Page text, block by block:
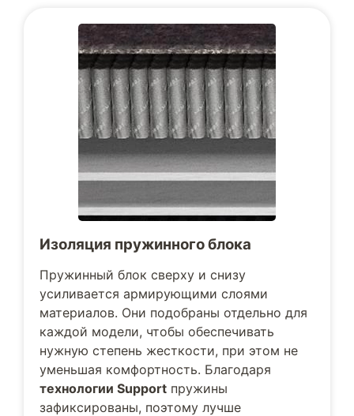
Изоляция пружинного блока
Пружинный блок сверху и снизу
усиливается армирующими слоями
материалов. Они подобраны отдельно для
каждой модели, чтобы обеспечивать
нужную степень жесткости, при этом не
уменьшая комфортность. Благодаря
технологии Support пружины
зафиксированы, поэтому лучше